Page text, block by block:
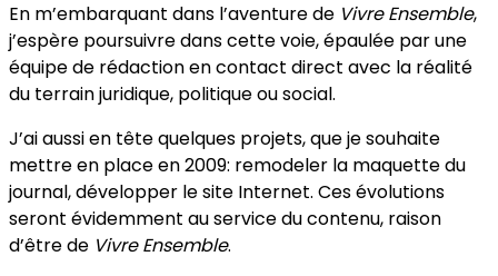
En m’embarquant dans l’aventure de Vivre Ensemble,
j’espère poursuivre dans cette voie, épaulée par une
équipe de rédaction en contact direct avec la réalité
du terrain juridique, politique ou social.
J’ai aussi en tête quelques projets, que je souhaite
mettre en place en 2009: remodeler la maquette du
journal, développer le site Internet. Ces évolutions
seront évidemment au service du contenu, raison
d’être de Vivre Ensemble.